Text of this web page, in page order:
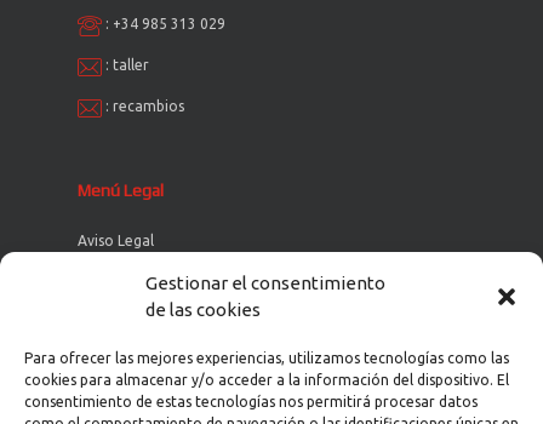
Gestionar el consentimiento
de las cookies
Para ofrecer las mejores experiencias, utilizamos tecnologías como las
cookies para almacenar y/o acceder a la información del dispositivo. El
consentimiento de estas tecnologías nos permitirá procesar datos
: +34 985 313 029
: taller
: recambios
Menú Legal
Aviso Legal
Política de Cookies
Política de Privacidad
Política de Privacidad en Redes Sociales